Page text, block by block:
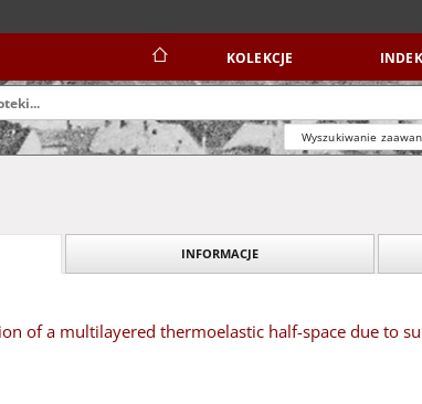
KOLEKCJE
Wyszukiwanie
INFORMACJE
of a multilayered thermoelastic half-space due to